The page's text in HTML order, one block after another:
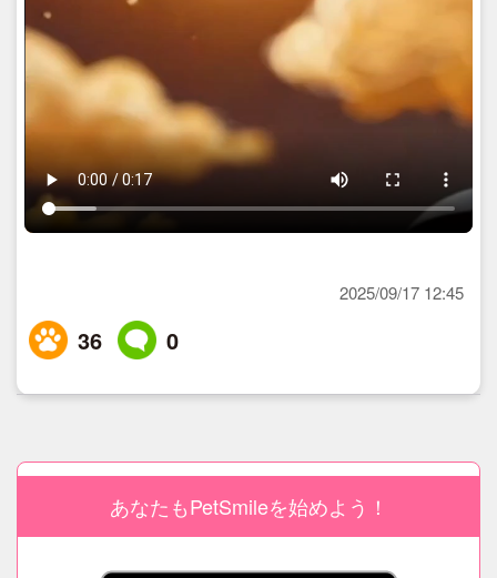
2025/09/17 12:45
36 0
あなたもPetSmileを始めよう！